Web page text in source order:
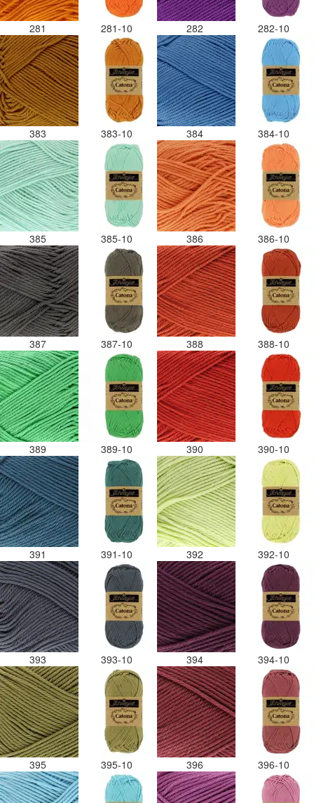
281 281-10 282 282-10
383 383-10 384 384-10
385 385-10 386 386-10
387 387-10 388 388-10
389 389-10 390 390-10
391 391-10 392 392-10
393 393-10 394 394-10
395 395-10 396 396-10